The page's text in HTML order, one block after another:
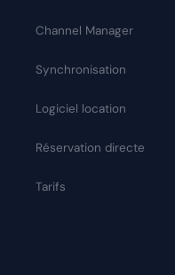
Channel Manager
Synchronisation
Logiciel location
Réservation directe
Tarifs